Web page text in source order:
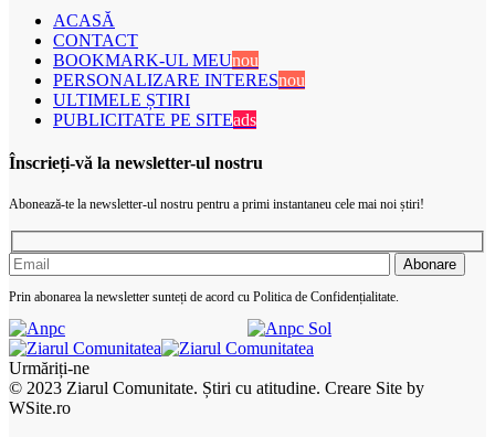
ACASĂ
CONTACT
BOOKMARK-UL MEUnou
PERSONALIZARE INTERESnou
ULTIMELE ȘTIRI
PUBLICITATE PE SITEads
Înscrieți-vă la newsletter-ul nostru
Abonează-te la newsletter-ul nostru pentru a primi instantaneu cele mai noi știri!
Prin abonarea la newsletter sunteți de acord cu Politica de Confidențialitate.
Urmăriți-ne
© 2023 Ziarul Comunitate. Știri cu atitudine. Creare Site by
WSite.ro